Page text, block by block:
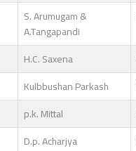
S. Arumugam &
A.Tangapandi
H.C. Saxena
Kulbbushan Parkash
p.k. Mittal
D.p. Acharjya